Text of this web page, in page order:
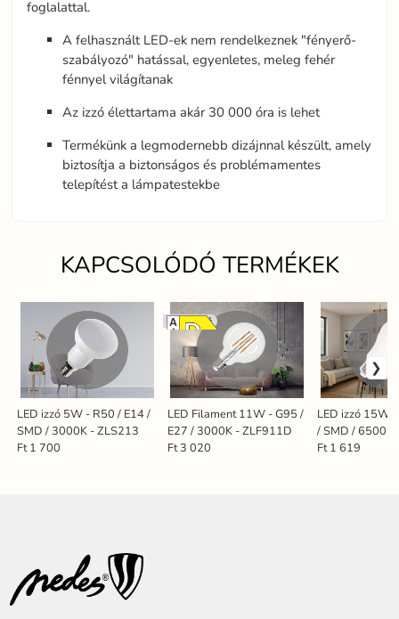
foglalattal.
A felhasznált LED-ek nem rendelkeznek "fényerő-
szabályozó" hatással, egyenletes, meleg fehér
fénnyel világítanak
Az izzó élettartama akár 30 000 óra is lehet
Termékünk a legmodernebb dizájnnal készült, amely
biztosítja a biztonságos és problémamentes
telepítést a lámpatestekbe
KAPCSOLÓDÓ TERMÉKEK
LED izzó 5W - R50 / E14 /
SMD / 3000K - ZLS213
Ft 1 700
LED Filament 11W - G95 /
E27 / 3000K - ZLF911D
Dimmelhető
Ft 3 020
LED izzó 15W
/ SMD / 6500K
Ft 1 619